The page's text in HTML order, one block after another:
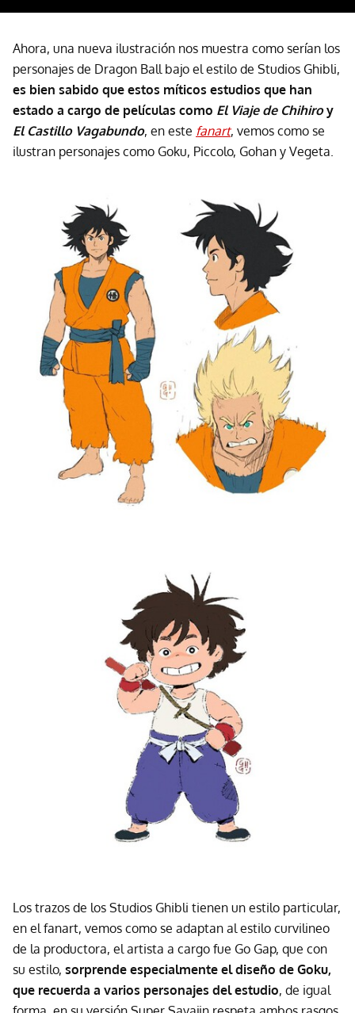
Ahora, una nueva ilustración nos muestra como serían los
personajes de Dragon Ball bajo el estilo de Studios Ghibli,
es bien sabido que estos míticos estudios que han
estado a cargo de películas como El Viaje de Chihiroy
El Castillo Vagabundo, en este fanart, vemos como se
ilustran personajes como Goku, Piccolo, Gohan y Vegeta.
Los trazos de los Studios Ghibli tienen un estilo particular,
en el fanart, vemos como se adaptan al estilo curvilineo
de la productora, el artista a cargo fue Go Gap, que con
su estilo, sorprende especialmente el diseño de Goku,
que recuerda a varios personajes del estudio, de igual